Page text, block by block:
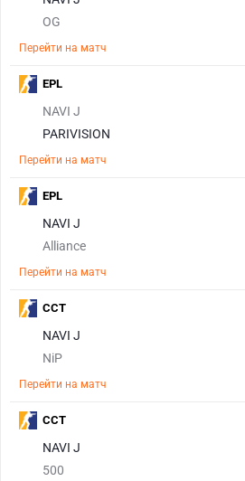
OG
Перейти на матч
NAVI J
PARIVISION
Перейти на матч
EPL
NAVI J
Alliance
Перейти на матч
EPL
NAVI J
NiP
Перейти на матч
CCT
NAVI J
500
CCT